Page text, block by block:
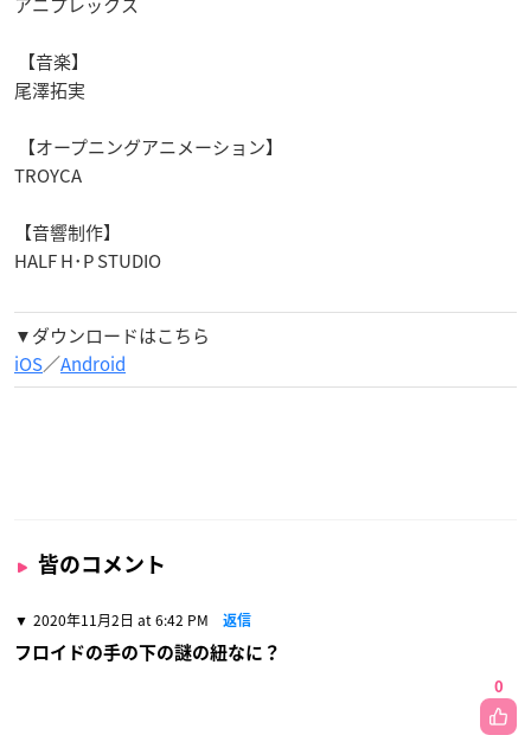
【音楽】
尾澤拓実
【オープニングアニメーション】
TROYCA
【音響制作】
HALF H･P STUDIO
▼ダウンロードはこちら
iOS／Android
皆のコメント
2020年11月2日 at 6:42 PM 返信
フロイドの手の下の謎の紐なに？
0